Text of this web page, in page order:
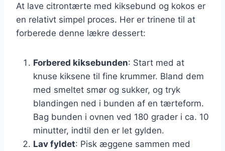
At lave citrontærte med kiksebund og kokos er
en relativt simpel proces. Her er trinene til at
forberede denne lækre dessert:
Forbered kiksebunden: Start med at
knuse kiksene til fine krummer. Bland dem
med smeltet smør og sukker, og tryk
blandingen ned i bunden af en tærteform.
Bag bunden i ovnen ved 180 grader i ca. 10
minutter, indtil den er let gylden.
Lav fyldet: Pisk æggene sammen med